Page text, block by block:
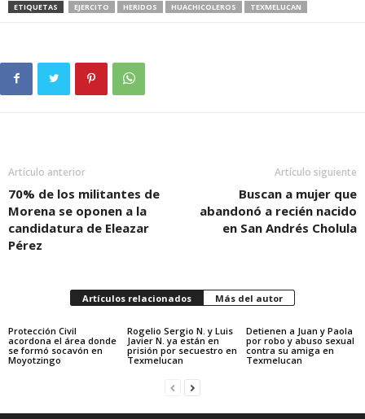
ETIQUETAS EJERCITO HERIDOS HUACHICOLEROS TEXMELUCAN
Artículo anterior
70% de los militantes de
Morena se oponen a la
candidatura de Eleazar
Pérez
Artículo siguiente
Buscan a mujer que
abandonó a recién nacido
en San Andrés Cholula
Artículos relacionados Más del autor
Protección Civil
acordona el área donde
se formó socavón en
Moyotzingo
Rogelio Sergio N. y Luis
Javier N. ya están en
prisión por secuestro en
Texmelucan
Detienen a Juan y Paola
por robo y abuso sexual
contra su amiga en
Texmelucan